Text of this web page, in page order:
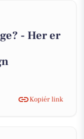
- Her er
Kopiér link